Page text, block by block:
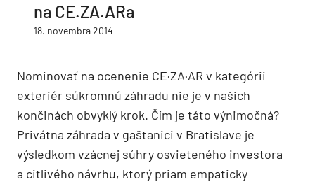
na CE.ZA.ARa
18. novembra 2014
Nominovať na ocenenie CE·ZA·AR v kategórii
exteriér súkromnú záhradu nie je v našich
končinách obvyklý krok. Čím je táto výnimočná?
Privátna záhrada v gaštanici v Bratislave je
výsledkom vzácnej súhry osvieteného investora
a citlivého návrhu, ktorý priam empaticky